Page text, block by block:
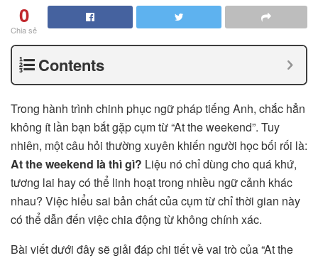
0
Chia sẻ
Contents
Trong hành trình chinh phục ngữ pháp tiếng Anh, chắc hẳn
không ít lần bạn bắt gặp cụm từ “At the weekend”. Tuy
nhiên, một câu hỏi thường xuyên khiến người học bối rối là:
At the weekend là thì gì? Liệu nó chỉ dùng cho quá khứ,
tương lai hay có thể linh hoạt trong nhiều ngữ cảnh khác
nhau? Việc hiểu sai bản chất của cụm từ chỉ thời gian này
có thể dẫn đến việc chia động từ không chính xác.
Bài viết dưới đây sẽ giải đáp chi tiết về vai trò của “At the